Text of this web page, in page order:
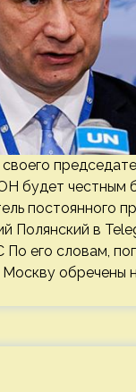
будет честным
постоянного
Полянский в
его словам,
обречены